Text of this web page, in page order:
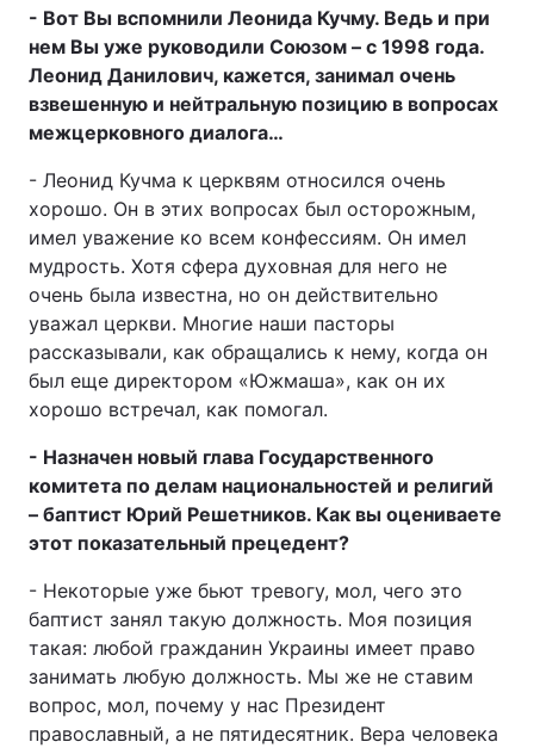
- Вот Вы вспомнили Леонида Кучму. Ведь и при
нем Вы уже руководили Союзом – с 1998 года.
Леонид Данилович, кажется, занимал очень
взвешенную и нейтральную позицию в вопросах
межцерковного диалога…
- Леонид Кучма к церквям относился очень
хорошо. Он в этих вопросах был осторожным,
имел уважение ко всем конфессиям. Он имел
мудрость. Хотя сфера духовная для него не
очень была известна, но он действительно
уважал церкви. Многие наши пасторы
рассказывали, как обращались к нему, когда он
был еще директором «Южмаша», как он их
хорошо встречал, как помогал.
- Назначен новый глава Государственного
комитета по делам национальностей и религий
– баптист Юрий Решетников. Как вы оцениваете
этот показательный прецедент?
- Некоторые уже бьют тревогу, мол, чего это
баптист занял такую должность. Моя позиция
такая: любой гражданин Украины имеет право
занимать любую должность. Мы же не ставим
вопрос, мол, почему у нас Президент
православный, а не пятидесятник. Вера человека